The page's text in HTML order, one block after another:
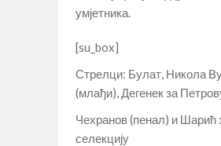
умјетника.
[su_box]
Стрелци: Булат, Никола
(млађи), Дегенек за
Чехранов (пенал) и Шарић
селекцију